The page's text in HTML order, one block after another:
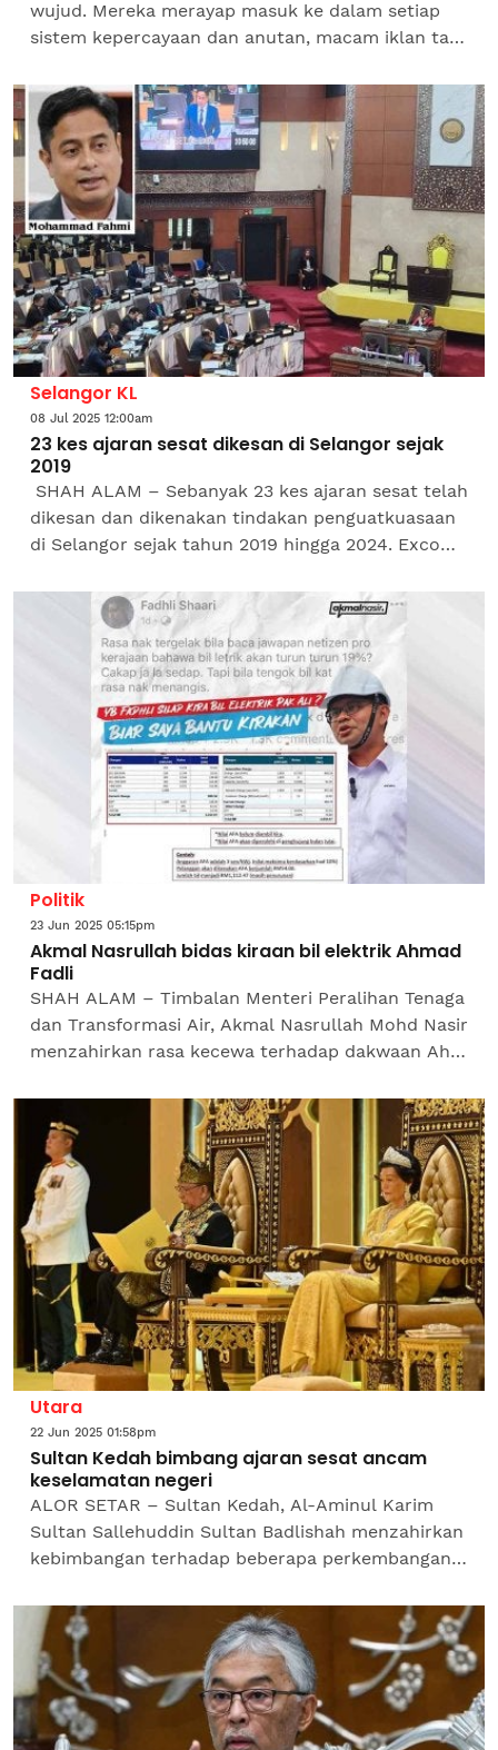
wujud. Mereka merayap masuk ke dalam setiap
sistem kepercayaan dan anutan, macam iklan tak
laman berita yang...
Selangor KL
08 Jul 2025 12:00am
23 kes ajaran sesat dikesan di Selangor sejak
2019
SHAH ALAM – Sebanyak 23 kes ajaran sesat telah
dikesan dan dikenakan tindakan penguatkuasaan
di Selangor sejak tahun 2019 hingga 2024. Exco
Selangor,...
Politik
23 Jun 2025 05:15pm
Akmal Nasrullah bidas kiraan bil elektrik Ahmad
Fadli
SHAH ALAM – Timbalan Menteri Peralihan Tenaga
dan Transformasi Air, Akmal Nasrullah Mohd Nasir
menzahirkan rasa kecewa terhadap dakwaan Ahli
berkaitan kiraan...
Utara
22 Jun 2025 01:58pm
Sultan Kedah bimbang ajaran sesat ancam
keselamatan negeri
ALOR SETAR – Sultan Kedah, Al-Aminul Karim
Sultan Sallehuddin Sultan Badlishah menzahirkan
kebimbangan terhadap beberapa perkembangan
keselamatan dalam negeri...